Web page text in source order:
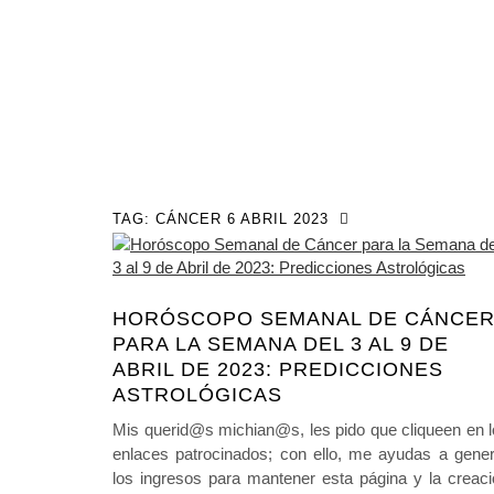
TAG: CÁNCER 6 ABRIL 2023
HORÓSCOPO SEMANAL DE CÁNCER
PARA LA SEMANA DEL 3 AL 9 DE
ABRIL DE 2023: PREDICCIONES
ASTROLÓGICAS
Mis querid@s michian@s, les pido que cliqueen en
enlaces patrocinados; con ello, me ayudas a
los ingresos para mantener esta página y la